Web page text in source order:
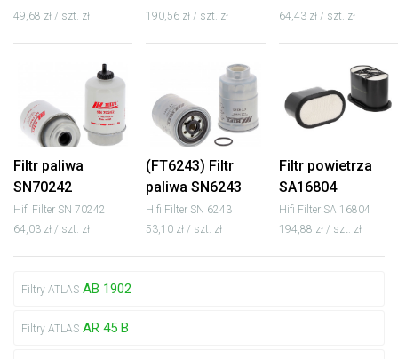
49,68 zł / szt. zł
190,56 zł / szt. zł
64,43 zł / szt. zł
Filtr paliwa
SN70242
Hifi Filter SN 70242
64,03 zł / szt. zł
(FT6243) Filtr
paliwa SN6243
Hifi Filter SN 6243
53,10 zł / szt. zł
Filtr powietrza
SA16804
Hifi Filter SA 16804
194,88 zł / szt. zł
Filtry ATLAS AB 1902
Filtry ATLAS AR 45 B